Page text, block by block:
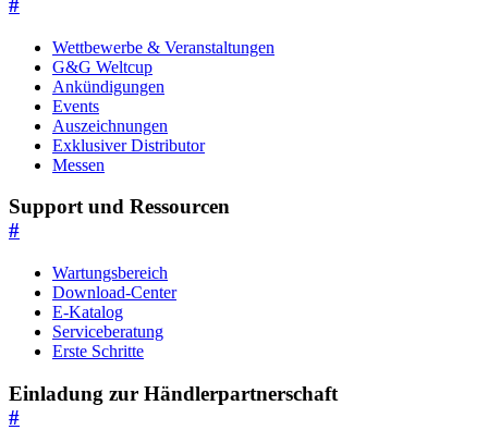
#
Wettbewerbe & Veranstaltungen
G&G Weltcup
Ankündigungen
Events
Auszeichnungen
Exklusiver Distributor
Messen
Support und Ressourcen
#
Wartungsbereich
Download-Center
E-Katalog
Serviceberatung
Erste Schritte
Einladung zur Händlerpartnerschaft
#